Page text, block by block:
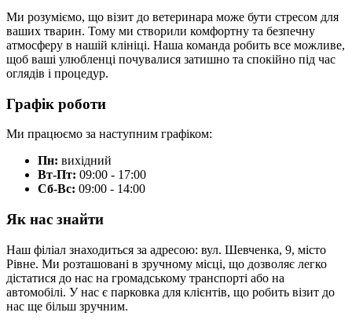
Ми розуміємо, що візит до ветеринара може бути стресом для
ваших тварин. Тому ми створили комфортну та безпечну
атмосферу в нашій клініці. Наша команда робить все можливе,
щоб ваші улюбленці почувалися затишно та спокійно під час
оглядів і процедур.
Графік роботи
Ми працюємо за наступним графіком:
Пн: вихідний
Вт-Пт: 09:00 - 17:00
Сб-Вс: 09:00 - 14:00
Як нас знайти
Наш філіал знаходиться за адресою: вул. Шевченка, 9, місто
Рівне. Ми розташовані в зручному місці, що дозволяє легко
дістатися до нас на громадському транспорті або на
автомобілі. У нас є парковка для клієнтів, що робить візит до
нас ще більш зручним.